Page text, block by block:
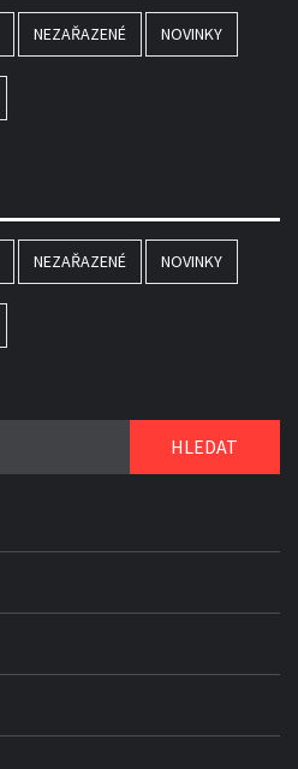
NEZAŘAZENÉ NOVINKY
NEZAŘAZENÉ NOVINKY